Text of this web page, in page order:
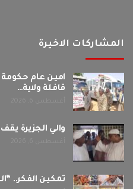
المشاركات الاخيرة
امين عام
قافلة ولاية…
والي الجزيرة
تمكين الفكر..